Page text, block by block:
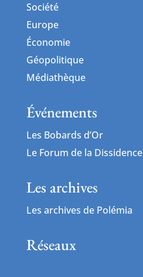
Société
Europe
Économie
Géopolitique
Médiathèque
Événements
Les Bobards d’Or
Le Forum de la Dissidence
Les archives
Les archives de Polémia
Réseaux